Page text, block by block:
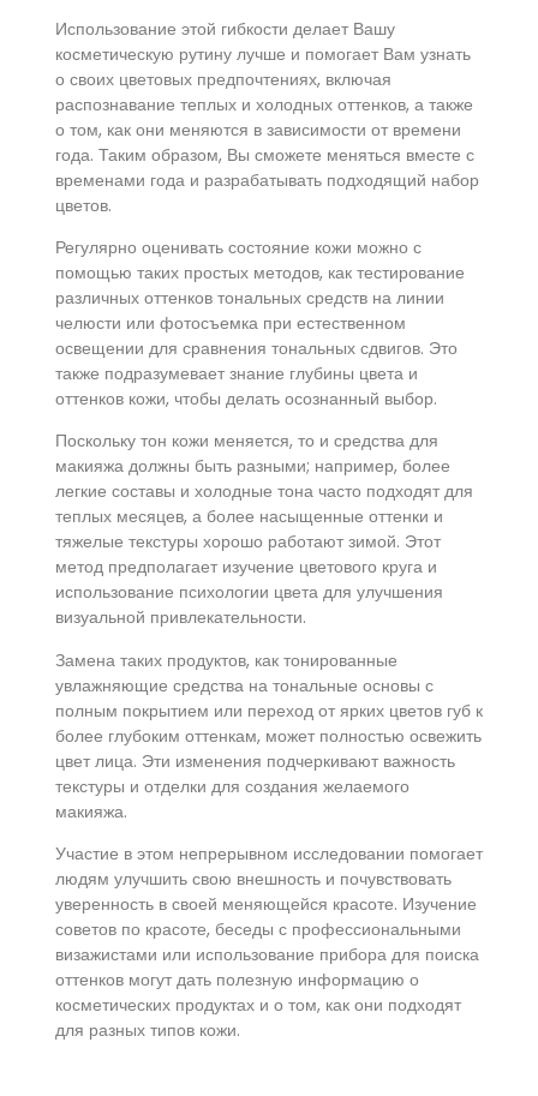
Использование этой гибкости делает Вашу
косметическую рутину лучше и помогает Вам узнать
о своих цветовых предпочтениях, включая
распознавание теплых и холодных оттенков, а также
о том, как они меняются в зависимости от времени
года. Таким образом, Вы сможете меняться вместе с
временами года и разрабатывать подходящий набор
цветов.
Регулярно оценивать состояние кожи можно с
помощью таких простых методов, как тестирование
различных оттенков тональных средств на линии
челюсти или фотосъемка при естественном
освещении для сравнения тональных сдвигов. Это
также подразумевает знание глубины цвета и
оттенков кожи, чтобы делать осознанный выбор.
Поскольку тон кожи меняется, то и средства для
макияжа должны быть разными; например, более
легкие составы и холодные тона часто подходят для
теплых месяцев, а более насыщенные оттенки и
тяжелые текстуры хорошо работают зимой. Этот
метод предполагает изучение цветового круга и
использование психологии цвета для улучшения
визуальной привлекательности.
Замена таких продуктов, как тонированные
увлажняющие средства на тональные основы с
полным покрытием или переход от ярких цветов губ к
более глубоким оттенкам, может полностью освежить
цвет лица. Эти изменения подчеркивают важность
текстуры и отделки для создания желаемого
макияжа.
Участие в этом непрерывном исследовании помогает
людям улучшить свою внешность и почувствовать
уверенность в своей меняющейся красоте. Изучение
советов по красоте, беседы с профессиональными
визажистами или использование прибора для поиска
оттенков могут дать полезную информацию о
косметических продуктах и о том, как они подходят
для разных типов кожи.